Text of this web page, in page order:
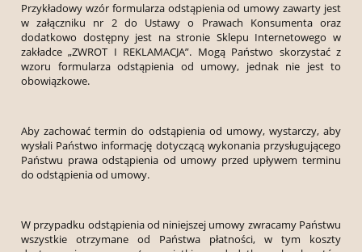
Przykładowy wzór formularza odstąpienia od umowy zawarty jest
w załączniku nr 2 do Ustawy o Prawach Konsumenta oraz
dodatkowo dostępny jest na stronie Sklepu Internetowego w
zakładce „ZWROT I REKLAMACJA”. Mogą Państwo skorzystać z
wzoru formularza odstąpienia od umowy, jednak nie jest to
obowiązkowe.
Aby zachować termin do odstąpienia od umowy, wystarczy, aby
wysłali Państwo informację dotyczącą wykonania przysługującego
Państwu prawa odstąpienia od umowy przed upływem terminu
do odstąpienia od umowy.
W przypadku odstąpienia od niniejszej umowy zwracamy Państwu
wszystkie otrzymane od Państwa płatności, w tym koszty